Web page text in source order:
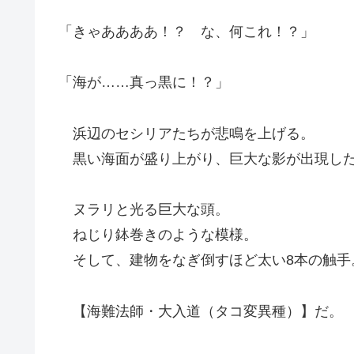
「きゃああああ！？ な、何これ！？」
「海が……真っ黒に！？」
浜辺のセシリアたちが悲鳴を上げる。
黒い海面が盛り上がり、巨大な影が出現し
ヌラリと光る巨大な頭。
ねじり鉢巻きのような模様。
そして、建物をなぎ倒すほど太い8本の触手
【海難法師・大入道（タコ変異種）】だ。